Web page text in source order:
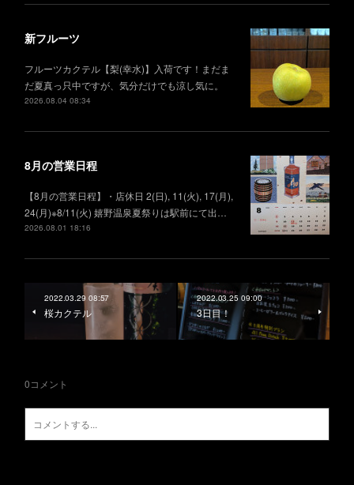
新フルーツ
フルーツカクテル【梨(幸水)】入荷です！まだま
だ夏真っ只中ですが、気分だけでも涼し気に。
2026.08.04 08:34
8月の営業日程
【8月の営業日程】・店休日 2(日), 11(火), 17(月),
24(月)※8/11(火) 嬉野温泉夏祭りは駅前にて出…
2026.08.01 18:16
2022.03.29 08:57
桜カクテル
2022.03.25 09:00
3日目！
0コメント